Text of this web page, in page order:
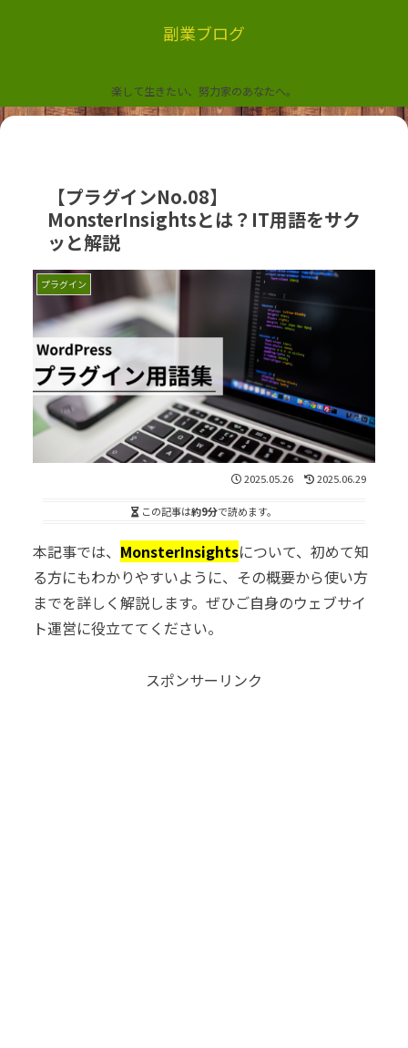
副業ブログ
楽して生きたい、努力家のあなたへ。
【プラグインNo.08】
MonsterInsightsとは？IT用語をサク
ッと解説
プラグイン
2025.05.26 2025.06.29
この記事は約9分で読めます。
本記事では、 MonsterInsightsについて、初めて知
る方にもわかりやすいように、その概要から使い方
までを詳しく解説します。ぜひご自身のウェブサイ
ト運営に役立ててください。
スポンサーリンク